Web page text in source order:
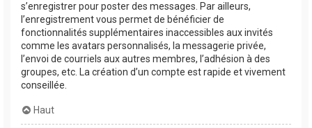
s’enregistrer pour poster des messages. Par ailleurs,
l’enregistrement vous permet de bénéficier de
fonctionnalités supplémentaires inaccessibles aux invités
comme les avatars personnalisés, la messagerie privée,
l’envoi de courriels aux autres membres, l’adhésion à des
groupes, etc. La création d’un compte est rapide et vivement
conseillée.
Haut